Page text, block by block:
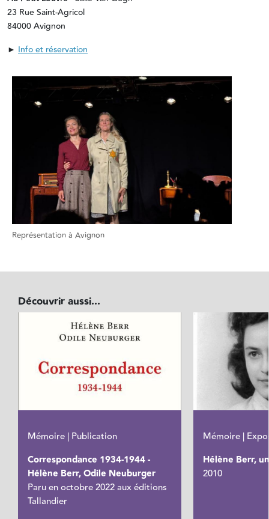
23 Rue Saint-Agricol
84000 Avignon
► Info et réservation
Représentation à Avignon
Découvrir aussi...
Mémoire | Publication
Correspondance 1934-1944 -
Hélène Berr, Odile Neuburger
Paru en octobre 2022 aux éditions
Tallandier
Mémoire |
Hélène Berr,
2010